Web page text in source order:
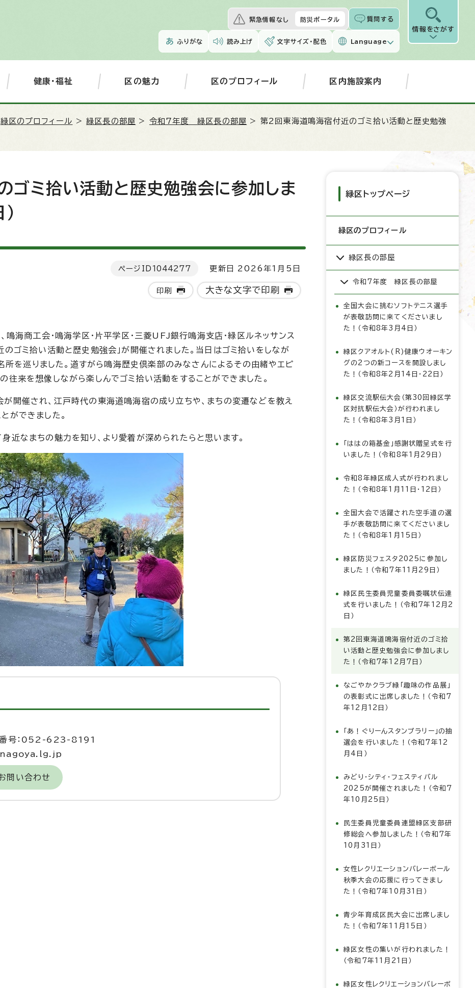
緊急情報なし 防災ポータル 質問する
ふりがな 読み上げ 文字サイズ・配色 Language
情報をさがす
健康・福祉 区の魅力 区のプロフィール 区内施設案内
緑区のプロフィール >緑区長の部屋 > 令和7年度 緑区長の部屋 > 第2回東海道鳴海宿付近のゴミ拾い活動と歴史勉強
ゴミ拾い活動と歴史勉強会に参加しま
ページID 1044277 更新日 2026年1月5日
印刷 大きな文字で印刷
海商工会・鳴海学区・片平学区・三菱UFJ銀行鳴海支店・緑区ルネッサンス
ゴミ拾い活動と歴史勉強会」が開催されました。当日はゴミ拾いをしなが
名所を巡りました。道すがら鳴海歴史倶楽部のみなさんによるその由緒やエピ
往来を想像しながら楽しんでゴミ拾い活動をすることができました。
開催され、江戸時代の東海道鳴海宿の成り立ちや、まちの変遷などを教え
ができました。
近なまちの魅力を知り、より愛着が深められたらと思います。
号：052-623-8191
問い合わせ
緑区トップページ
緑区のプロフィール
緑区長の部屋
令和7年度 緑区長の部屋
全国大会に挑むソフトテニス選手
が表敬訪問に来てくださいまし
た！（令和8年3月4日）
緑区クアオルト(R)健康ウオーキン
グの2つの新コースを開設しまし
た！（令和8年2月14日・22日）
緑区交流駅伝大会（第30回緑区学
区対抗駅伝大会）が行われまし
た！（令和8年3月1日）
「ははの箱基金」感謝状贈呈式を行
いました！（令和8年1月29日）
令和8年緑区成人式が行われまし
た！（令和8年1月11日・12日）
全国大会で活躍された空手道の選
手が表敬訪問に来てくださいまし
た！（令和8年1月15日）
緑区防災フェスタ2025に参加し
ました！（令和7年11月29日）
緑区民生委員児童委員委嘱状伝達
式を行いました！（令和7年12月2
日）
第2回東海道鳴海宿付近のゴミ拾
い活動と歴史勉強会に参加しまし
た！（令和7年12月7日）
なごやかクラブ緑「趣味の作品展」
の表彰式に出席しました！（令和7
年12月12日）
「あ！ぐりーんスタンプラリー」の抽
選会を行いました！（令和7年12
月4日）
みどり・シティ・フェスティバル
2025が開催されました！（令和7
年10月25日）
民生委員児童委員連盟緑区支部研
修総会へ参加しました！（令和7年
10月31日）
女性レクリエーションバレーボール
秋季大会の応援に行ってきまし
た！（令和7年10月31日）
青少年育成区民大会に出席しまし
た！（令和7年11月15日）
緑区女性の集いが行われました！
（令和7年11月21日）
緑区女性レクリエーションバレーボ